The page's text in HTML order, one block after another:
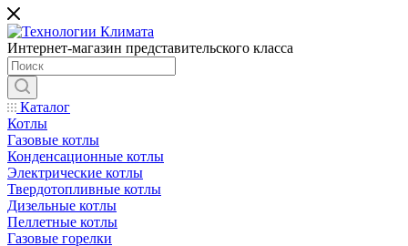
Интернет-магазин представительского класса
Каталог
Котлы
Газовые котлы
Конденсационные котлы
Электрические котлы
Твердотопливные котлы
Дизельные котлы
Пеллетные котлы
Газовые горелки